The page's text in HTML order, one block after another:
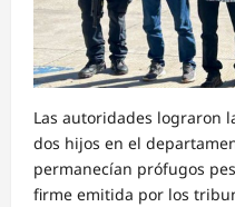
Las autoridades lograron
dos hijos en el
permanecían prófugos
firme emitida por los